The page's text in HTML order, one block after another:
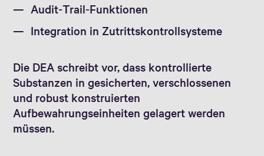
Audit‑Trail‑Funktionen
Integration in Zutrittskontrollsysteme
Die DEA schreibt vor, dass kontrollierte
Substanzen in gesicherten, verschlossenen
und robust konstruierten
Aufbewahrungseinheiten gelagert werden
müssen.